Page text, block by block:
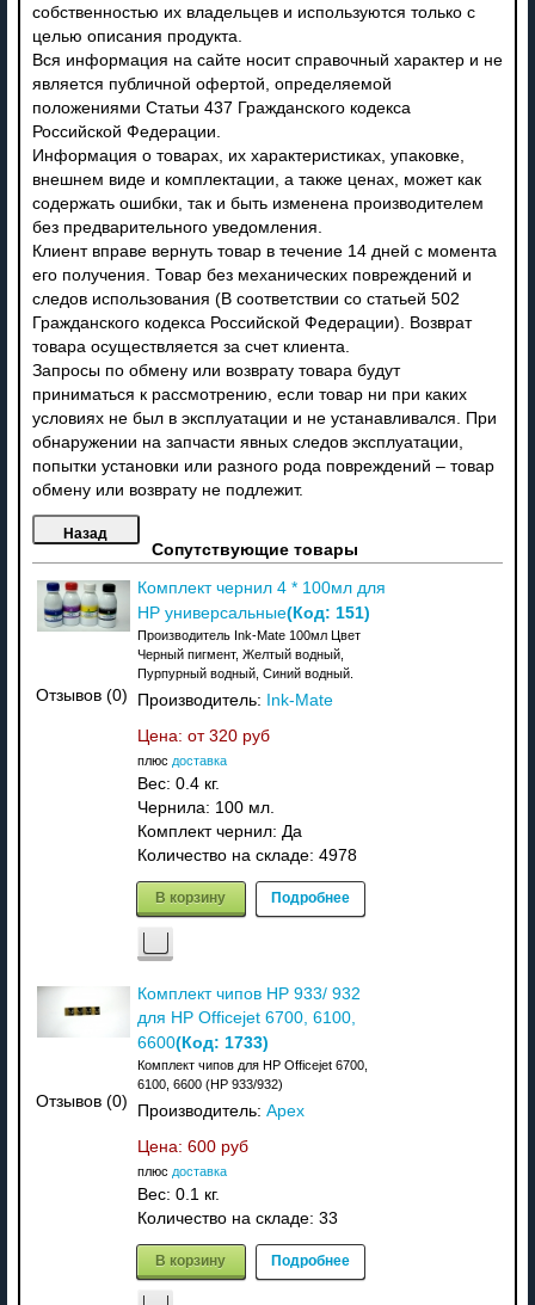
собственностью их владельцев и используются только с
целью описания продукта.
Вся информация на сайте носит справочный характер и не
является публичной офертой, определяемой
положениями Статьи 437 Гражданского кодекса
Российской Федерации.
Информация о товарах, их характеристиках, упаковке,
внешнем виде и комплектации, а также ценах, может как
содержать ошибки, так и быть изменена производителем
без предварительного уведомления.
Клиент вправе вернуть товар в течение 14 дней с момента
его получения. Товар без механических повреждений и
следов использования (В соответствии со статьей 502
Гражданского кодекса Российской Федерации). Возврат
товара осуществляется за счет клиента.
Запросы по обмену или возврату товара будут
приниматься к рассмотрению, если товар ни при каких
условиях не был в эксплуатации и не устанавливался. При
обнаружении на запчасти явных следов эксплуатации,
попытки установки или разного рода повреждений – товар
обмену или возврату не подлежит.
Сопутствующие товары
Отзывов (0)
Комплект чернил 4 * 100мл для
HP универсальные(Код: 151)
Производитель Ink-Mate 100мл Цвет
Черный пигмент, Желтый водный,
Пурпурный водный, Синий водный.
Производитель: Ink-Mate
Цена: от 320 руб
плюс доставка
Вес: 0.4 кг.
Чернила: 100 мл.
Комплект чернил: Да
Количество на складе: 4978
В корзину Подробнее
Отзывов (0)
Комплект чипов HP 933/ 932
для HP Officejet 6700, 6100,
6600(Код: 1733)
Комплект чипов для HP Officejet 6700,
6100, 6600 (HP 933/932)
Производитель: Apex
Цена: 600 руб
плюс доставка
Вес: 0.1 кг.
Количество на складе: 33
В корзину Подробнее